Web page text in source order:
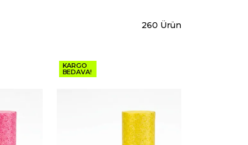
260 Ürün
KARGO
BEDAVA!